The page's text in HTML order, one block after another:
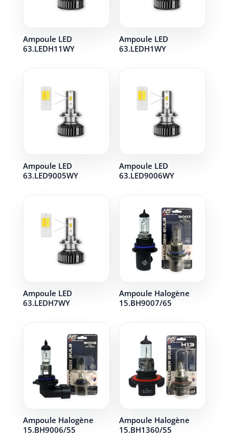
Ampoule LED
63.LEDH11WY
Ampoule LED
63.LEDH1WY
Ampoule LED
63.LED9005WY
Ampoule LED
63.LED9006WY
Ampoule LED
63.LEDH7WY
Ampoule Halogène
15.BH9007/65
Ampoule Halogène
15.BH9006/55
Ampoule Halogène
15.BH1360/55